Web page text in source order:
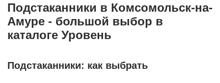
Подстаканники в Комсомольск-на-
Амуре - большой выбор в
каталоге Уровень
Подстаканники: как выбрать